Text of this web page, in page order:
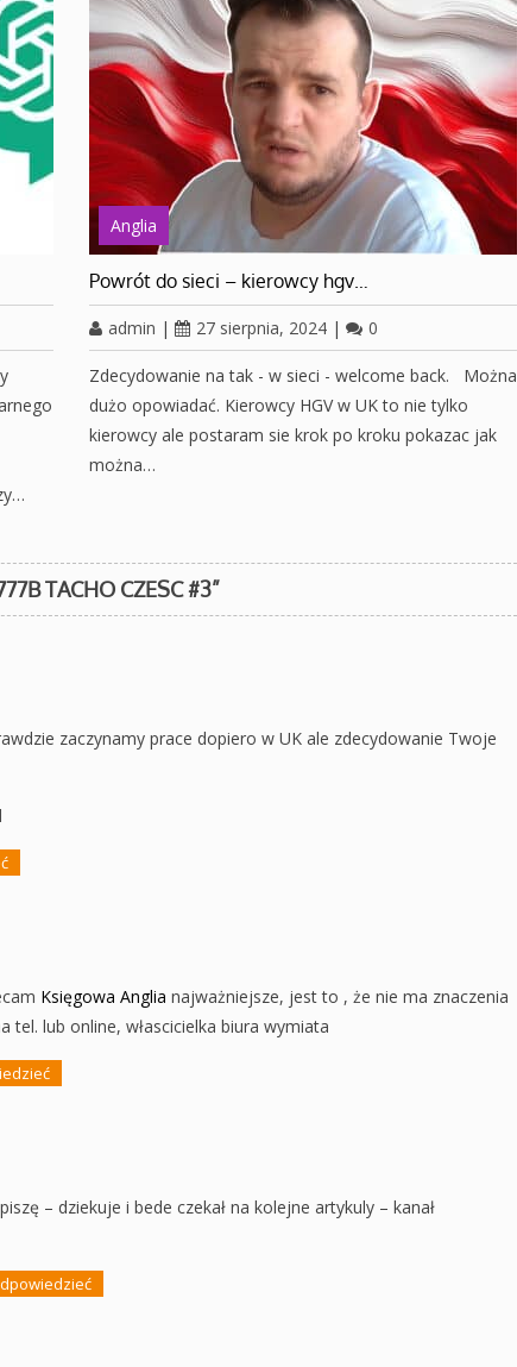
Anglia
Powrót do sieci – kierowcy hgv…
admin | 27 sierpnia, 2024 | 0
Zdecydowanie na tak - w sieci - welcome back. Można
dużo opowiadać. Kierowcy HGV w UK to nie tylko
kierowcy ale postaram sie krok po kroku pokazac jak
można…
TACHO CZESC #3”
zaczynamy prace dopiero w UK ale zdecydowanie Twoje
Księgowa Anglia najważniejsze, jest to , że nie ma znaczenia
tel. lub online, włascicielka biura wymiata
– dziekuje i bede czekał na kolejne artykuly – kanał